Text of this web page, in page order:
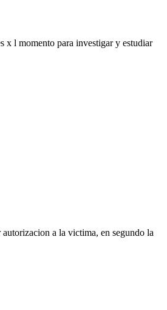
x l momento para investigar y estudiar
a la victima, en segundo la